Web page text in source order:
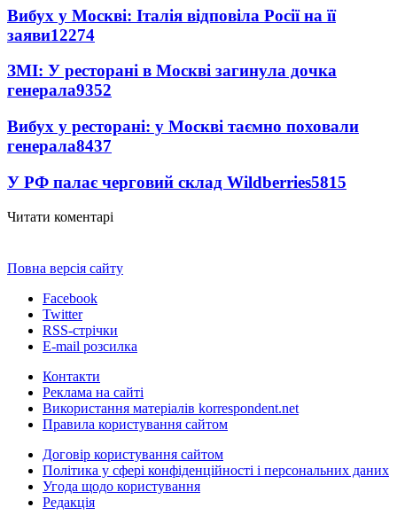
Вибух у Москві: Італія відповіла Росії на її
заяви12274
ЗМІ: У ресторані в Москві загинула дочка
генерала9352
Вибух у ресторані: у Москві таємно поховали
генерала8437
У РФ палає черговий склад Wildberries5815
Читати коментарі
Повна версія сайту
Facebook
Twitter
RSS-стрічки
E-mail розсилка
Контакти
Реклама на сайті
Використання матеріалів korrespondent.net
Правила користування сайтом
Договір користування сайтом
Політика у сфері конфіденційності і персональних даних
Угода щодо користування
Редакція